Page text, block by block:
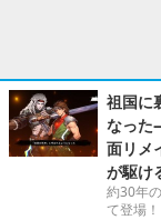
祖国に
なった
面リメ
が駆け
約30年
て登場！